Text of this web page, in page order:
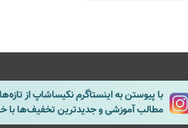
با پیوستن به اینستاگرم نکیساشاپ از
مطالب آموزشی و جدیدترین تخفیف‌ها با